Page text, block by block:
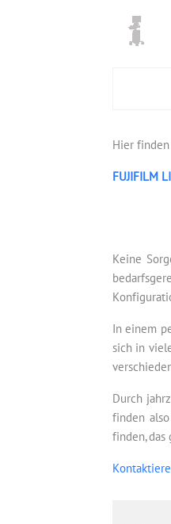
Hier
FUJIFILM
Keine
In einem
sich in
Durch
finden
finden, das